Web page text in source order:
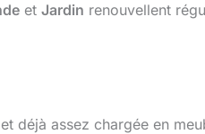
et Jardin renouvellent
déjà assez chargée en